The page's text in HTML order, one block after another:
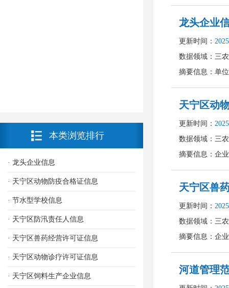
本类浏览排行
· 龙头企业信息
· 天宁区动物防疫合格证信息
· 节水型学校信息
· 天宁区防汛责任人信息
· 天宁区兽药经营许可证信息
· 天宁区动物诊疗许可证信息
· 天宁区饲料生产企业信息